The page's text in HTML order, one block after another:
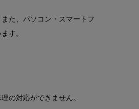
た、パソコン・スマートフ
す。
の対応ができません。